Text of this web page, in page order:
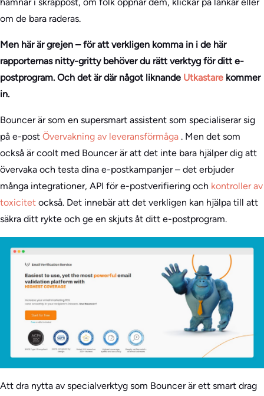
om de bara raderas.
Men här är grejen – för att verkligen komma in i de här
rapporternas nitty-gritty behöver du rätt verktyg för ditt e-
postprogram. Och det är där något liknande Utkastare kommer
in.
Bouncer är som en supersmart assistent som specialiserar sig
på e-post Övervakning av leveransförmåga . Men det som
också är coolt med Bouncer är att det inte bara hjälper dig att
övervaka och testa dina e-postkampanjer – det erbjuder
många integrationer, API för e-postverifiering och kontroller av
toxicitet också. Det innebär att det verkligen kan hjälpa till att
säkra ditt rykte och ge en skjuts åt ditt e-postprogram.
Att dra nytta av specialverktyg som Bouncer är ett smart drag